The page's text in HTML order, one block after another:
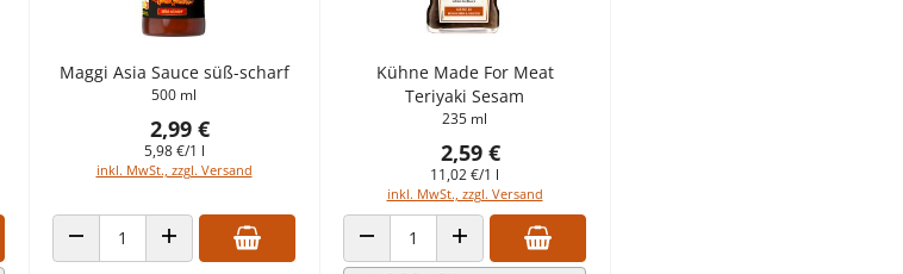
Maggi Asia Sauce süß-scharf
500 ml
2,99 €
5,98 €/1 l
inkl. MwSt., zzgl. Versand
ANZAHL VERRINGERNANZAHL ERHÖHEN
Kühne Made For Meat
Teriyaki Sesam
235 ml
2,59 €
11,02 €/1 l
inkl. MwSt., zzgl. Versand
ANZAHL VERRINGERNANZAHL ERHÖHEN